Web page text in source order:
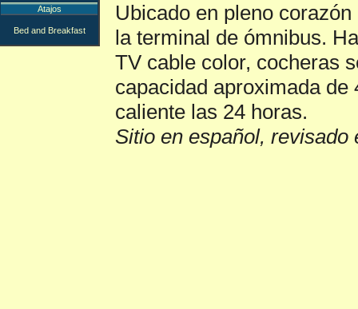
Ubicado en pleno
la terminal de ómnibus.
TV cable color, cocheras
capacidad aproximada
caliente las 24 horas.
Sitio en español, revisado
Atajos
Bed and Breakfast